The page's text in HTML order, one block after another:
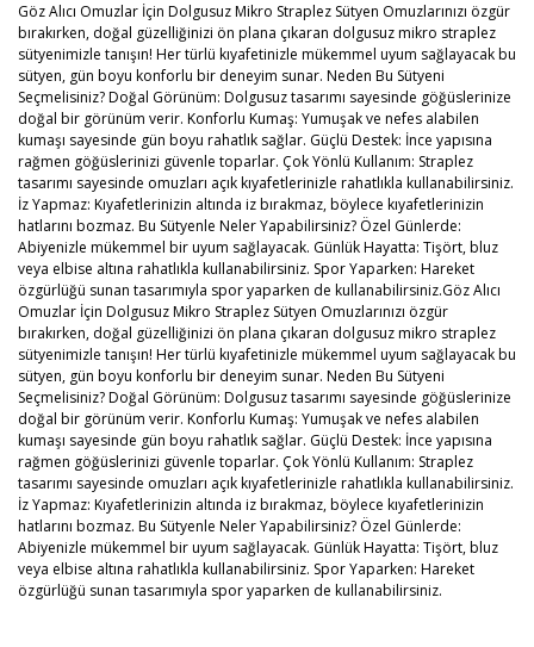
Göz Alıcı Omuzlar İçin Dolgusuz Mikro Straplez Sütyen Omuzlarınızı özgür
bırakırken, doğal güzelliğinizi ön plana çıkaran dolgusuz mikro straplez
sütyenimizle tanışın! Her türlü kıyafetinizle mükemmel uyum sağlayacak bu
sütyen, gün boyu konforlu bir deneyim sunar. Neden Bu Sütyeni
Seçmelisiniz? Doğal Görünüm: Dolgusuz tasarımı sayesinde göğüslerinize
doğal bir görünüm verir. Konforlu Kumaş: Yumuşak ve nefes alabilen
kumaşı sayesinde gün boyu rahatlık sağlar. Güçlü Destek: İnce yapısına
rağmen göğüslerinizi güvenle toparlar. Çok Yönlü Kullanım: Straplez
tasarımı sayesinde omuzları açık kıyafetlerinizle rahatlıkla kullanabilirsiniz.
İz Yapmaz: Kıyafetlerinizin altında iz bırakmaz, böylece kıyafetlerinizin
hatlarını bozmaz. Bu Sütyenle Neler Yapabilirsiniz? Özel Günlerde:
Abiyenizle mükemmel bir uyum sağlayacak. Günlük Hayatta: Tişört, bluz
veya elbise altına rahatlıkla kullanabilirsiniz. Spor Yaparken: Hareket
özgürlüğü sunan tasarımıyla spor yaparken de kullanabilirsiniz.Göz Alıcı
Omuzlar İçin Dolgusuz Mikro Straplez Sütyen Omuzlarınızı özgür
bırakırken, doğal güzelliğinizi ön plana çıkaran dolgusuz mikro straplez
sütyenimizle tanışın! Her türlü kıyafetinizle mükemmel uyum sağlayacak bu
sütyen, gün boyu konforlu bir deneyim sunar. Neden Bu Sütyeni
Seçmelisiniz? Doğal Görünüm: Dolgusuz tasarımı sayesinde göğüslerinize
doğal bir görünüm verir. Konforlu Kumaş: Yumuşak ve nefes alabilen
kumaşı sayesinde gün boyu rahatlık sağlar. Güçlü Destek: İnce yapısına
rağmen göğüslerinizi güvenle toparlar. Çok Yönlü Kullanım: Straplez
tasarımı sayesinde omuzları açık kıyafetlerinizle rahatlıkla kullanabilirsiniz.
İz Yapmaz: Kıyafetlerinizin altında iz bırakmaz, böylece kıyafetlerinizin
hatlarını bozmaz. Bu Sütyenle Neler Yapabilirsiniz? Özel Günlerde:
Abiyenizle mükemmel bir uyum sağlayacak. Günlük Hayatta: Tişört, bluz
veya elbise altına rahatlıkla kullanabilirsiniz. Spor Yaparken: Hareket
özgürlüğü sunan tasarımıyla spor yaparken de kullanabilirsiniz.